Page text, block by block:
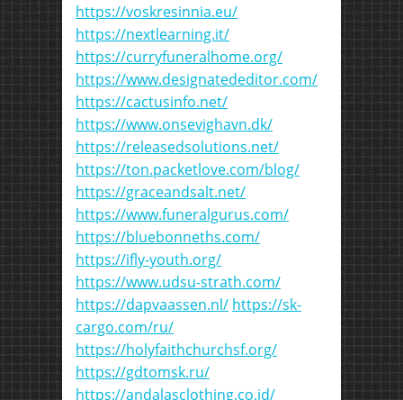
https://voskresinnia.eu/
https://nextlearning.it/
https://curryfuneralhome.org/
https://www.designatededitor.com/
https://cactusinfo.net/
https://www.onsevighavn.dk/
https://releasedsolutions.net/
https://ton.packetlove.com/blog/
https://graceandsalt.net/
https://www.funeralgurus.com/
https://bluebonneths.com/
https://ifly-youth.org/
https://www.udsu-strath.com/
https://dapvaassen.nl/ https://sk-
cargo.com/ru/
https://holyfaithchurchsf.org/
https://gdtomsk.ru/
https://andalasclothing.co.id/